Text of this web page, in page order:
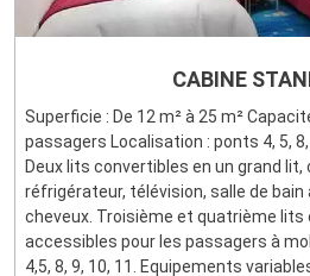
CABINE
Superficie : De 12 m² à 25 m²
passagers Localisation : ponts 4, 5,
Deux lits convertibles en un grand
réfrigérateur, télévision, salle de bain
cheveux. Troisième et quatrième lits
accessibles pour les passagers à
4,5, 8, 9, 10, 11. Equipements